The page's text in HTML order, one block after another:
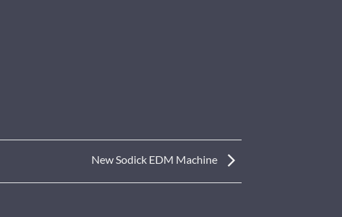
New Sodick EDM Machine